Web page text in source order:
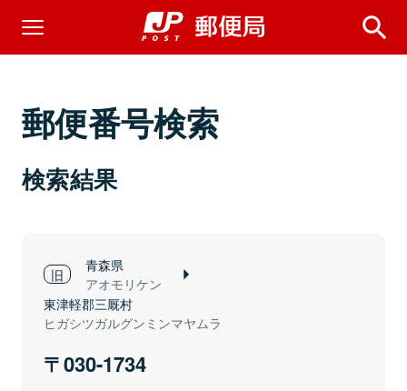
郵便番号検索
検索結果
青森県
アオモリケン
東津軽郡三厩村
ヒガシツガルグンミンマヤムラ
030-1734